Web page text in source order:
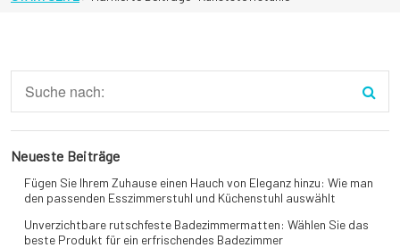
Neueste Beiträge
Fügen Sie Ihrem Zuhause einen Hauch von Eleganz hinzu: Wie man
den passenden Esszimmerstuhl und Küchenstuhl auswählt
Unverzichtbare rutschfeste Badezimmermatten: Wählen Sie das
beste Produkt für ein erfrischendes Badezimmer